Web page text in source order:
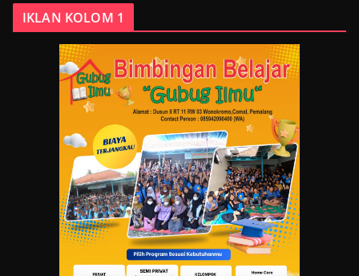
IKLAN KOLOM 1